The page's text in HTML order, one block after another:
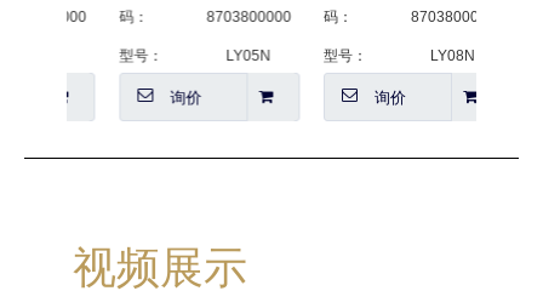
码：
8703800000
型号： LY05N
询价
码：
8703800000
型号： LY08N
询价
视频展示